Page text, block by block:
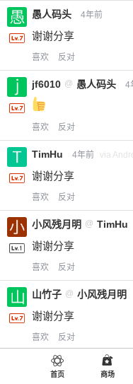
愚人码头 4年前
谢谢分享
喜欢 反对
jf6010 @ 愚人码头 4
喜欢 反对
TimHu 4年前 via
谢谢分享
喜欢 反对
小风残月明 @ TimHu
谢谢分享
喜欢 反对
山竹子 @ 小风残月明
谢谢分享
喜欢 反对
jf6010 小风残月明
首页 商场